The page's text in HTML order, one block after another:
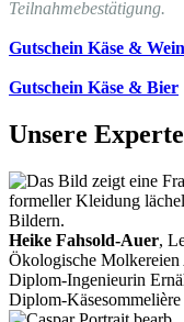
Teilnahmebestätigung.
Gutschein Käse & Wein
Gutschein Käse & Bier
Unsere
Heike Fahsold-Auer,
Ökologische Molkereien
Diplom-Ingenieurin
Diplom-Käsesommelière